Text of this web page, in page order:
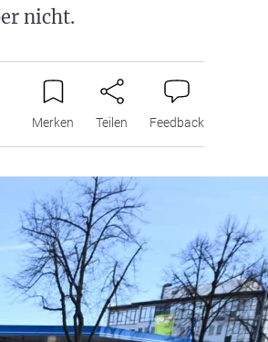
nicht.
Merken Teilen Feedback